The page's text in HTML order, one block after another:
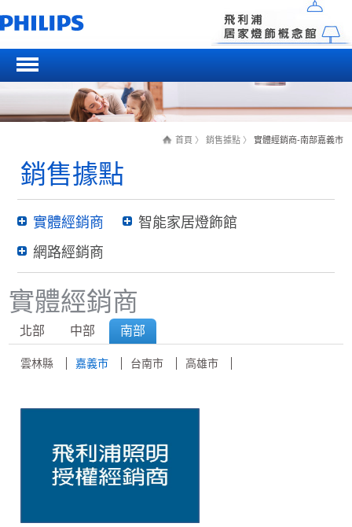
首頁 〉 銷售據點〉 實體經銷商-南部嘉義市
銷售據點
實體經銷商
智能家居燈飾館
網路經銷商
實體經銷商
北部 中部 南部
雲林縣 嘉義市 台南市 高雄市